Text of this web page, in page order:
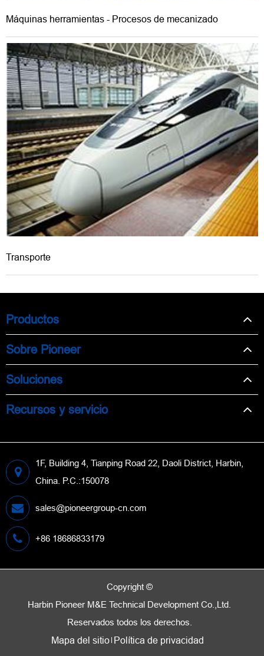
Máquinas herramientas - Procesos de mecanizado
Transporte
Productos
Sobre Pioneer
Soluciones
Recursos y servicio
1F, Building 4, Tianping Road 22, Daoli District, Harbin,
China. P.C.:150078
sales@pioneergroup-cn.com
+86 18686833179
Copyright ©
Harbin Pioneer M&E Technical Development Co.,Ltd.
Reservados todos los derechos.
Mapa del sitio Política de privacidad